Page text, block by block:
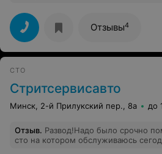
Отзывы4
СТО
Стритсервисавто
Минск, 2-й Прилукский пер., 8а до
Отзыв. Развод!Надо было срочно
сто на котором обслуживаюсь